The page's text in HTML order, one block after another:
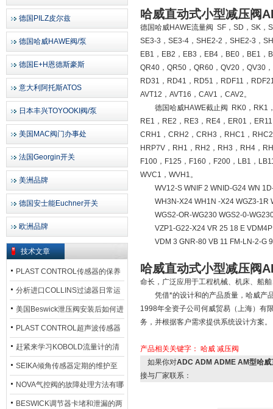
德国PILZ皮尔兹
德国哈威HAWE阀/泵
德国E+H恩德斯豪斯
意大利阿托斯ATOS
日本丰兴TOYOOKI阀/泵
美国MAC阀门办事处
法国Georgin开关
美洲品牌
德国安士能Euchner开关
欧洲品牌
技术文章
PLAST CONTROL传感器的保养
方法
分析进口COLLINS过滤器日常运
行排污步骤
美国Beswick泄压阀安装后如何进
行调试?
PLAST CONTROL超声波传感器
工作原理了解吗？
赶紧来学习KOBOLD流量计的清
洗流程吧
SEIKA倾角传感器定期的维护至
关重要
NOVA气控阀的故障处理方法有哪
些？
BESWICK调节器卡堵和泄漏的两
哈威直动式小型减压阀
德国哈威HAWE流量阀 SF，SD，SK，
SE3-3，SE3-4，SHE2-2，SHE2-3，
EB1，EB2，EB3，EB4，BE0，BE1
QR40，QR50，QR60，QV20，QV30
RD31，RD41，RD51，RDF11，
AVT12，AVT16，CAV1，CAV2。
德国哈威HAWE截止阀 RK0，RK1，
RE1，RE2，RE3，RE4，ER01，
CRH1，CRH2，CRH3，RHC1，
HRP7V，RH1，RH2，RH3，RH4，
F100，F125，F160，F200，LB1，
WVC1，WVH1。
WV12-S WNIF 2 WNID-G24 WN
WH3N-X24 WH1N -X24 WGZ3-1R
WGS2-OR-WG230 WGS2-0-
VZP1-G22-X24 VR 25 18 E
VDM 3 GNR-80 VB 11 FM-LN-2-G
哈威直动式小型减压阀
命长，广泛应用于工程机械、机床、船
凭借*的设计和的产品质量，哈威产品
1998年全资子公司何威贸易（上海）有
务，并根据客户需求提供系统设计方案。
产品相关关键字： 哈威 减压阀
如果你对ADC ADM ADME AM型哈
接与厂家联系：